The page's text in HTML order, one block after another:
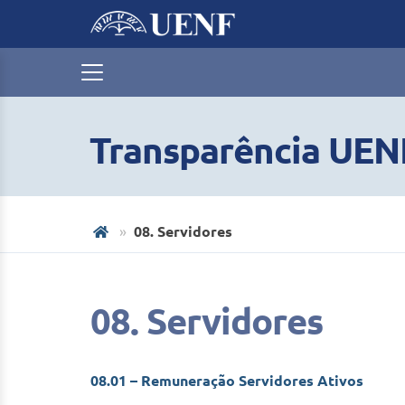
Transparência
08. Servidores
08. Servidores
08.01 – Remuneração Servidores Ativos